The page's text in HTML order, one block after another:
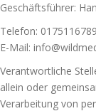
Geschäftsführer:
Telefon:
E-Mail:
Verantwortliche
allein oder
Verarbeitung von